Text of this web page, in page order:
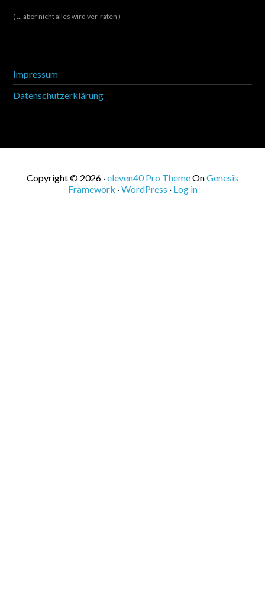
( ... aber nicht alles wird ver-raten )
Impressum
Datenschutzerklärung
Copyright © 2026 ·eleven40 Pro ThemeOnGenesis
Framework ·WordPress · Log in